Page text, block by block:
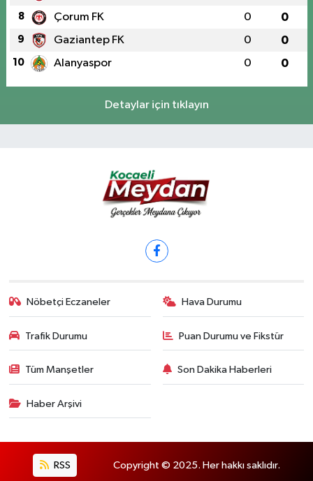
8 Çorum FK 0 0
9 Gaziantep FK 0 0
10 Alanyaspor 0 0
Detaylar için tıklayın
Nöbetçi Eczaneler Hava Durumu
Trafik Durumu Puan Durumu ve Fikstür
Tüm Manşetler Son Dakika Haberleri
Haber Arşivi
RSS Copyright © 2025. Her hakkı saklıdır.